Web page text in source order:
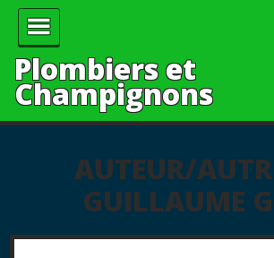
Plombiers et
Champignons
AUTEUR/
GUILLAUME